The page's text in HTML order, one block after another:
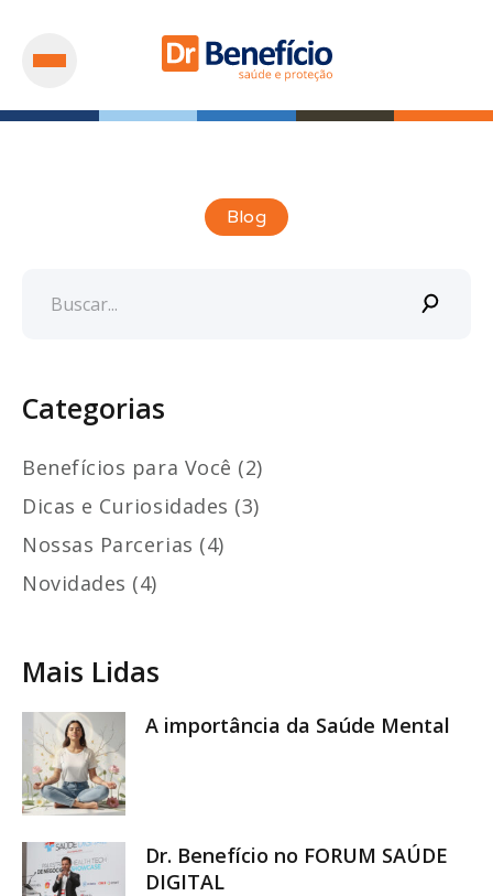
Blog
Categorias
Benefícios para Você (2)
Dicas e Curiosidades (3)
Nossas Parcerias (4)
Novidades (4)
Mais Lidas
A importância da Saúde Mental
Dr. Benefício no FORUM SAÚDE
DIGITAL